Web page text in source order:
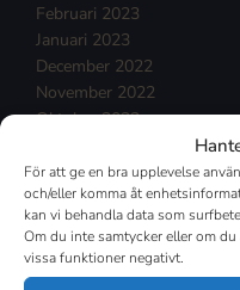
För att ge en bra upplevelse
och/eller komma åt
kan vi behandla data som
Om du inte samtycker eller om
vissa funktioner negativt.
Februari 2023
Januari 2023
December 2022
November 2022
Oktober 2022
Augusti 2022
Juli 2022
Juni 2022
Maj 2022
April 2022